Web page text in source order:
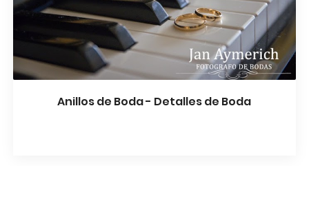
Anillos de Boda - Detalles de Boda